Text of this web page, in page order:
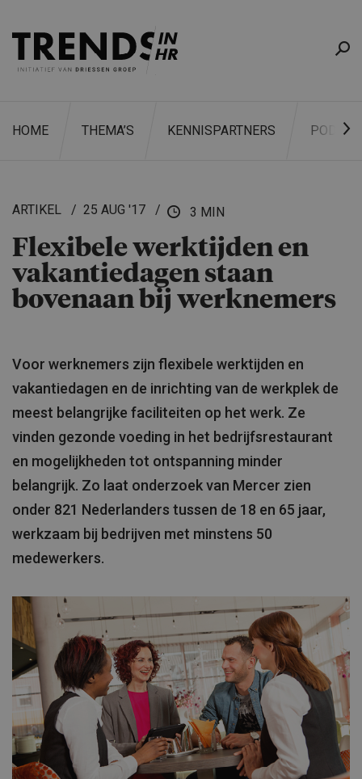
HOME THEMA’S KENNISPARTNERS
ZOEKEN
ARTIKEL 25 AUG '17 3 MIN
Flexibele werktijden en
vakantie­dagen staan
bovenaan bij werknemers
Voor werknemers zijn flexibele werktijden en
vakantiedagen en de inrichting van de werkplek de
meest belangrijke faciliteiten op het werk. Ze
vinden gezonde voeding in het bedrijfsrestaurant
en mogelijkheden tot ontspanning minder
belangrijk. Zo laat onderzoek van Mercer zien
onder 821 Nederlanders tussen de 18 en 65 jaar,
werkzaam bij bedrijven met minstens 50
medewerkers.